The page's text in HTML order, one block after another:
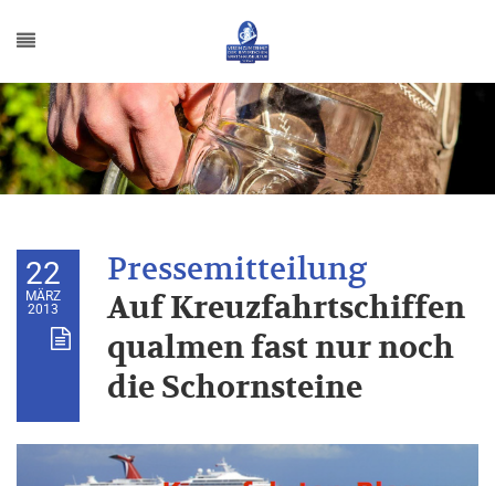
22
MÄRZ
2013
Auf Kreuzfahrtschiffen
qualmen fast nur noch
die Schornsteine